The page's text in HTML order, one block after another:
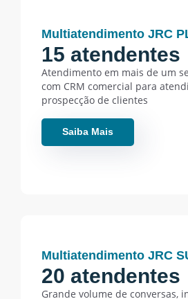
Multiatendimento JRC
15 atendentes
Atendimento em mais de um
com CRM comercial para
prospecção de clientes
Saiba Mais
Multiatendimento JRC
20 atendentes
Grande volume de conversas,